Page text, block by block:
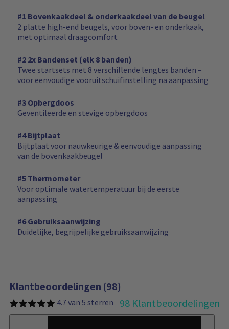
#1 Bovenkaakdeel & onderkaakdeel van de beugel
2 platte high-end beugels, voor boven- en onderkaak,
met optimaal draagcomfort
#2 2x Bandenset (elk 8 banden)
Twee startsets met 8 verschillende lengtes banden –
voor eenvoudige vooruitschuifinstelling na aanpassing
#3 Opbergdoos
Geventileerde en stevige opbergdoos
#4 Bijtplaat
Bijtplaat voor nauwkeurige & eenvoudige aanpassing
van de bovenkaakbeugel
#5 Thermometer
Voor optimale watertemperatuur bij de eerste
aanpassing
#6 Gebruiksaanwijzing
Duidelijke, begrijpelijke gebruiksaanwijzing
Klantbeoordelingen (98)
4.7 van 5 sterren 98 Klantbeoordelingen